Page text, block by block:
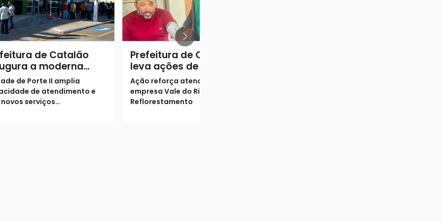
de Catalão
a moderna
Básica de
da Família Márcia
Campos à
de Porte II amplia
de atendimento e
serviços
Prefeitura de Catalão
leva ações de saúde à
zona rural
Ação reforça atendimento na
empresa Vale do Rio Grande
Reflorestamento